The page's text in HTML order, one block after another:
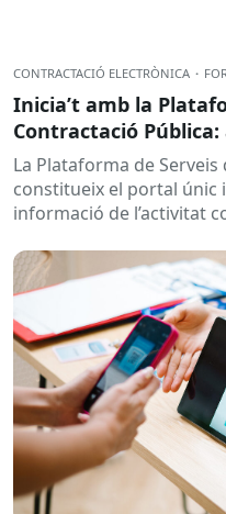
CONTRACTACIÓ ELECTRÒNICA ·
Inicia’t amb la
Contractació
per a principiants
La Plataforma de Serveis
constitueix el portal únic
informació de l’activitat